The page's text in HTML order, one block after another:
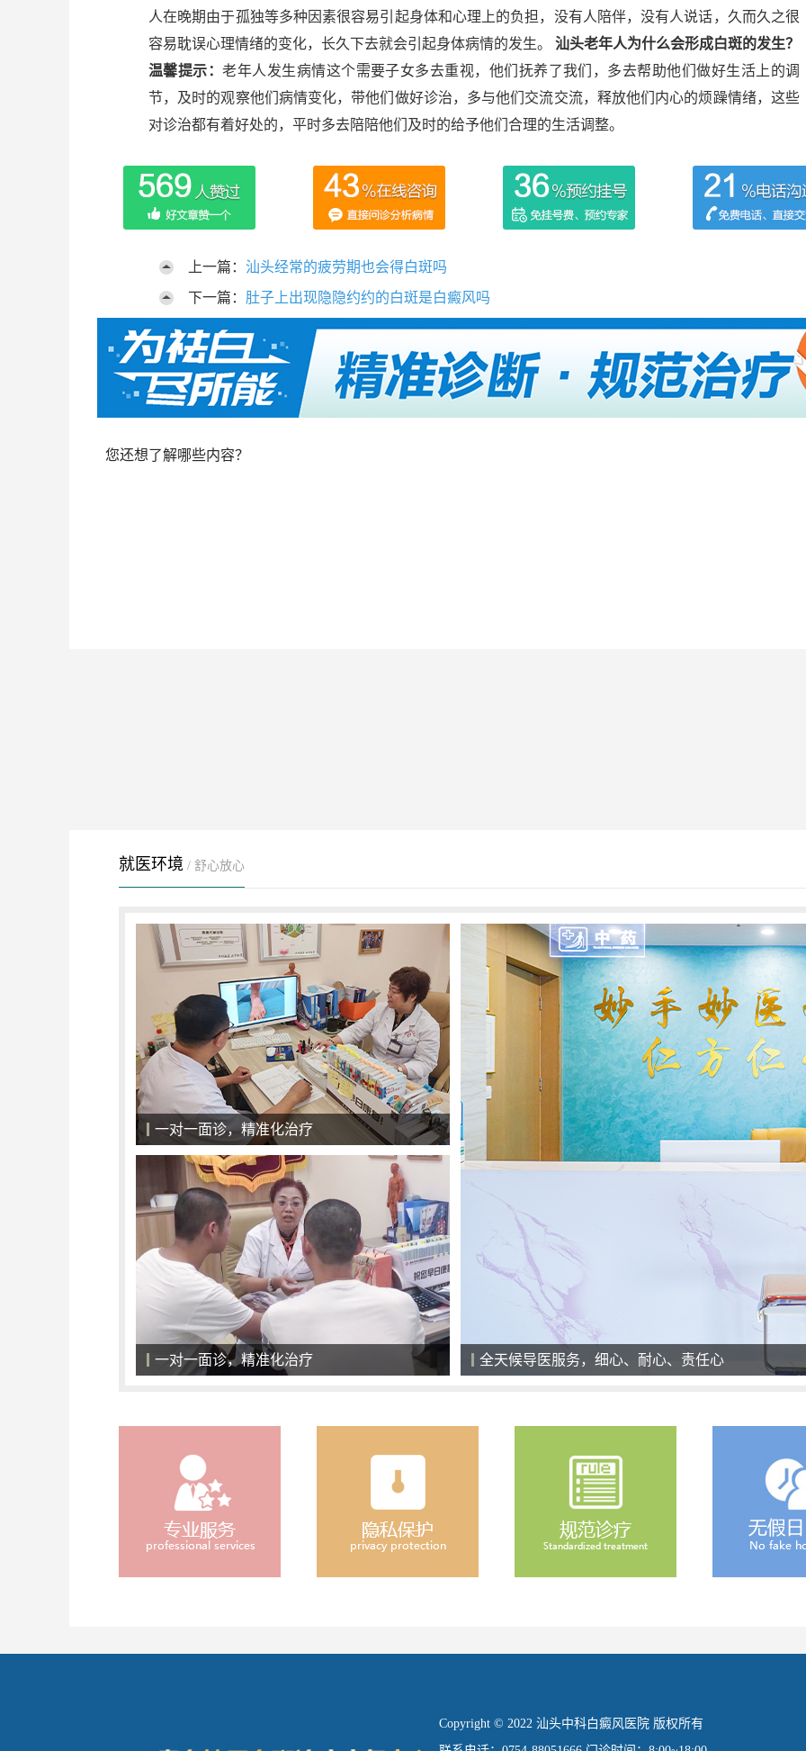
人在晚期由于孤独等多种因素很容易引起身体和心理上的负担，没有人陪伴，没有人说话，久而久之很
容易耽误心理情绪的变化，长久下去就会引起身体病情的发生。 汕头老年人为什么会形成白斑的发生？
温馨提示：老年人发生病情这个需要子女多去重视，他们抚养了我们，多去帮助他们做好生活上的调
节，及时的观察他们病情变化，带他们做好诊治，多与他们交流交流，释放他们内心的烦躁情绪，这些
对诊治都有着好处的，平时多去陪陪他们及时的给予他们合理的生活调整。
上一篇： 汕头经常的疲劳期也会得白斑吗
下一篇： 肚子上出现隐隐约约的白斑是白癜风吗
您还想了解哪些内容？
就医环境 / 舒心放心
一对一面诊，精准化治疗
一对一面诊，精准化治疗 全天候导医服务，细心、耐心、责任心
Copyright © 2022 汕头中科白癜风医院 版权所有